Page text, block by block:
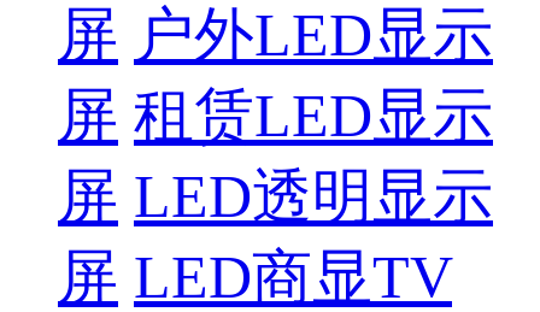
屏 户外LED显示
屏 租赁LED显示
屏 LED透明显示
屏 LED商显TV